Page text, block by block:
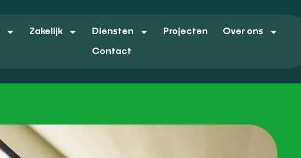
Zakelijk Diensten Projecten Over ons
Contact